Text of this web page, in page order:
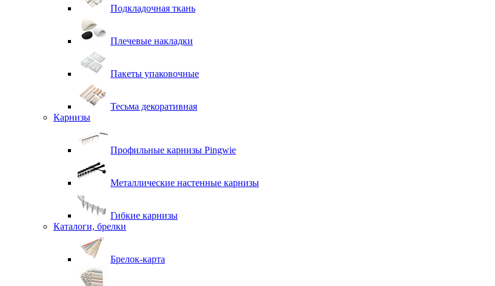
Подкладочная ткань
Плечевые накладки
Пакеты упаковочные
Тесьма декоративная
Карнизы
Профильные карнизы Pingwie
Металлические настенные карнизы
Гибкие карнизы
Каталоги, брелки
Брелок-карта